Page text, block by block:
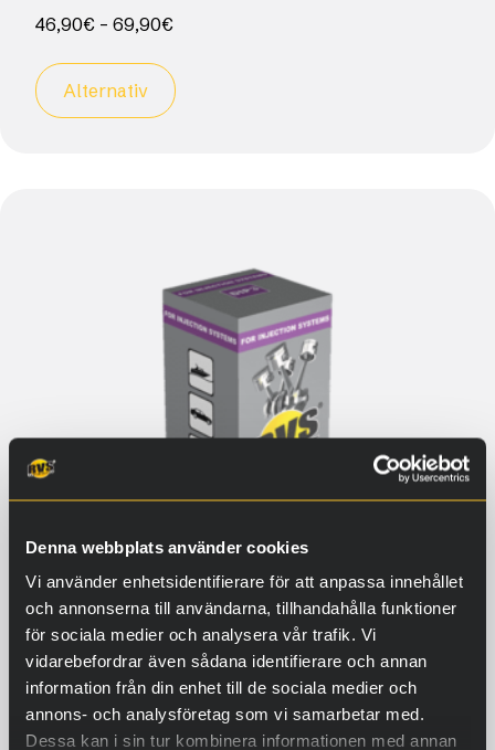
Denna webbplats använder cookies
Vi använder enhetsidentifierare för att anpassa innehållet
och annonserna till användarna, tillhandahålla funktioner
för sociala medier och analysera vår trafik. Vi
vidarebefordrar även sådana identifierare och annan
information från din enhet till de sociala medier och
annons- och analysföretag som vi samarbetar med.
Dessa kan i sin tur kombinera informationen med annan
46,90€ – 69,90€
Alternativ
DIP3
För direktinsprutningssystem för
dieselmotorer